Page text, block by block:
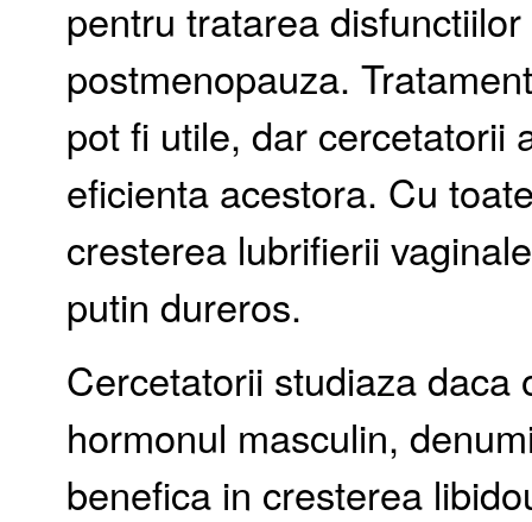
pentru tratarea
postmenopauza.
pot fi utile, dar cercetatorii
eficienta acestora. Cu
cresterea lubrifierii
putin dureros.
Cercetatorii studiaza daca
hormonul masculin,
benefica in cresterea